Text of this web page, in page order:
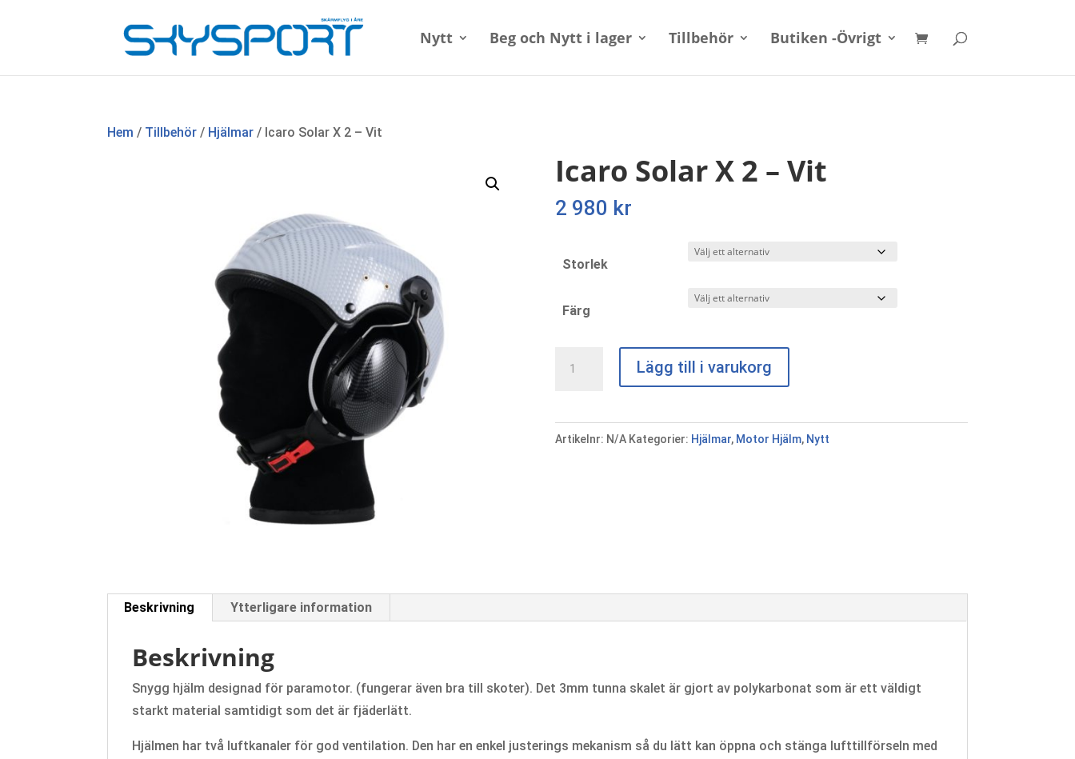
Nytt Beg och Nytt i lager Tillbehör Butiken -Övrigt
Hem / Tillbehör / Hjälmar / Icaro Solar X 2 – Vit
Icaro Solar X 2 – Vit
2 980 kr
Storlek
Färg
2
-
Lägg till i varukorg
Artikelnr: N/A Kategorier: Hjälmar, Motor Hjälm, Nytt
Beskrivning Ytterligare information
Beskrivning
Snygg hjälm designad för paramotor. (fungerar även bra till skoter). Det 3mm tunna skalet är gjort av polykarbonat som är ett väldigt
starkt material samtidigt som det är fjäderlätt.
Hjälmen har två luftkanaler för god ventilation. Den har en enkel justerings mekanism så du lätt kan öppna och stänga lufttillförseln med